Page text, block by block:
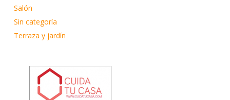
Salón
Sin categoría
Terraza y jardín